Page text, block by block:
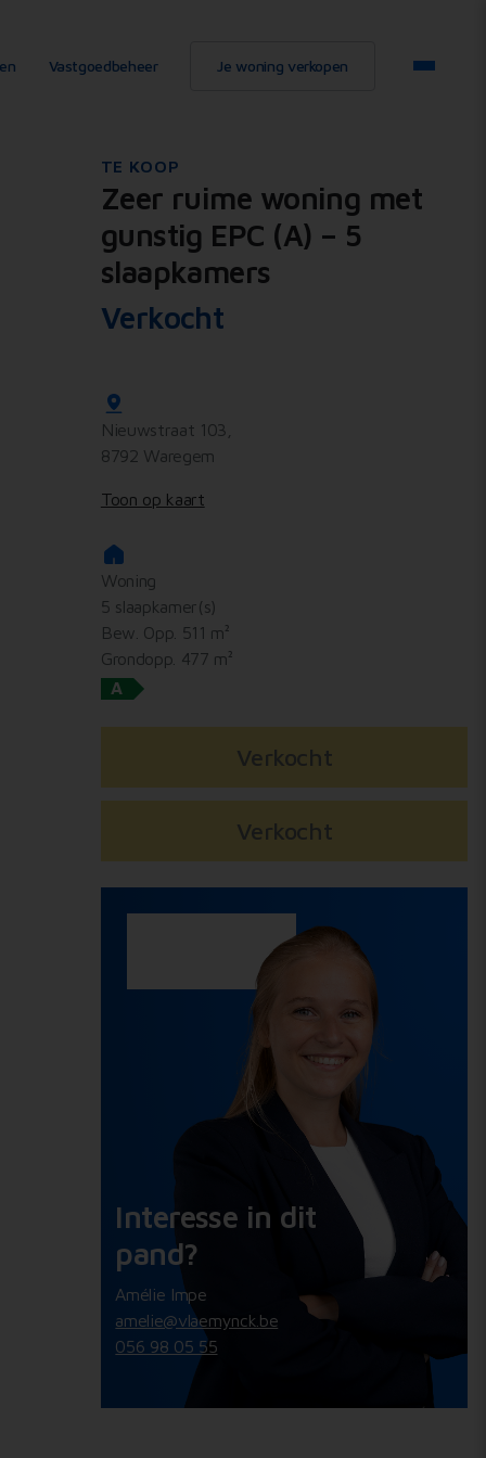
Vastgoedbeheer Je woning verkopen
TE KOOP
Zeer ruime woning met
gunstig EPC (A) – 5
slaapkamers
Verkocht
Nieuwstraat 103,
8792 Waregem
Toon op kaart
Woning
5 slaapkamer(s)
Bew. Opp. 511 m²
Grondopp. 477 m²
A
Verkocht
Verkocht
Interesse in dit
pand?
Amélie Impe
amelie@vlaemynck.be
056 98 05 55